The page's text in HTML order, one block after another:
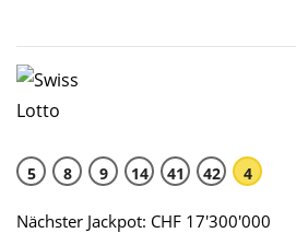
5 8 9 14 41 42 4
Nächster Jackpot: CHF 17'300'000